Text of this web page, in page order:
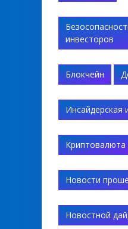
инвесторов
Блокчейн
Инсайдерская
Криптовалюта
Новости
Новостной